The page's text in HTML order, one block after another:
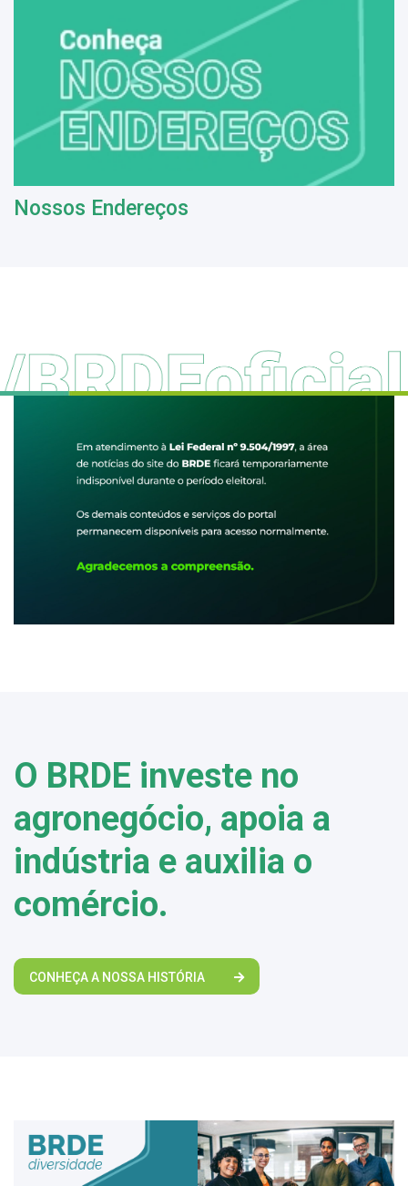
Nossos Endereços
O BRDE investe no
agronegócio, apoia a
indústria e auxilia o
comércio.
CONHEÇA A NOSSA HISTÓRIA